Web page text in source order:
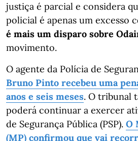
justiça é parcial e considera
policial é apenas um excesso
é mais um disparo sobre
movimento.
O agente da Polícia de
Bruno Pinto recebeu uma
anos e seis meses. O tribunal
poderá continuar a exercer
de Segurança Pública (PSP). O
(MP) confirmou que vai